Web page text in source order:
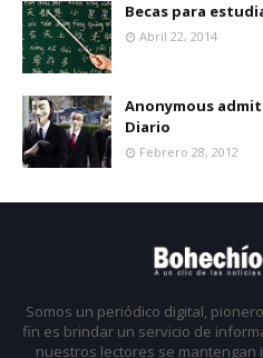
Becas para
Abril 22, 2014
Anonymous
Diario
Febrero 28, 2012
Somos un periódico digital,
fin es brindar un servicio de
nuestros lectores se mantengan